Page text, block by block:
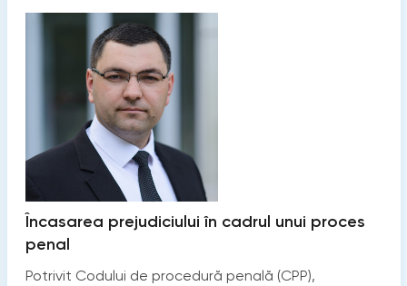
Încasarea prejudiciului în cadrul unui proces
penal
Potrivit Codului de procedură penală (CPP),